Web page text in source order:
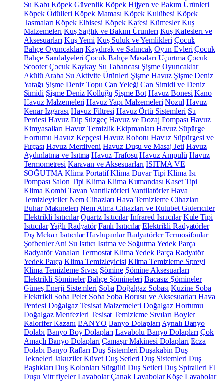
Su Kabı Köpek Güvenlik Köpek Hijyen ve Bakım Ürünleri
Köpek Ödülleri Köpek Maması Köpek Kulübesi Köpek
Tasmaları Köpek Elbisesi Köpek Kafesi Kümesler Kuş
Malzemeleri Kuş Sağlık ve Bakım Ürünleri Kuş Kafesleri ve
Aksesuarları Kuş Yemi Kuş Suluk ve Yemlikleri Çocuk
Bahçe Oyuncakları Kaydırak ve Salıncak Oyun Evleri Çocuk
Bahçe Sandalyeleri Çocuk Bahçe Masaları Uçurtma Çocuk
Scooter Çocuk Kaykay Su Tabancası Şişme Oyuncaklar
Akülü Araba Su Aktivite Ürünleri Şişme Havuz Şişme Deniz
Yatağı Şişme Deniz Topu Can Yeleği Can Simidi ve Deniz
Simidi Şişme Deniz Kolluğu Şişme Bot Havuz Bonesi Kano
Havuz Malzemeleri Havuz Yapı Malzemeleri Nozul Havuz
Kenar Izgarası Havuz Filtresi Havuz Örtü Sistemleri Su
Perdesi Havuz Dip Süzgeç Havuz ve Dozaj Pompası Havuz
Kimyasalları Havuz Temizlik Ekipmanları Havuz Süpürge
Hortumu Havuz Kepçesi Havuz Robotu Havuz Süpürgesi ve
Fırçası Havuz Merdiveni Havuz Duşu ve Masaj Jeti Havuz
Aydınlatma ve Isıtma Havuz Trafosu Havuz Ampulü Havuz
Termometresi Karavan ve Aksesuarları ISITMA VE
SOĞUTMA Klima Portatif Klima Duvar Tipi Klima Isı
Pompası Salon Tipi Klima Klima Kumandası Kaset Tipi
Klima Kombi Tavan Vantilatörleri Vantilatörler Hava
Temizleyiciler Nem Cihazları Hava Temizleme Cihazları
Buhar Makineleri Nem Alma Cihazları ve Rutubet Gidericiler
Elektrikli Isıtıcılar Quartz Isıtıcılar Infrared Isıtıcılar Kule Tipi
IsıtıcılarYağlı Radyatör Fanlı Isıtıcılar Elektrikli Radyatörler
Dış Mekan Isıtıcılar Havlupanlar Radyatörler Termosifonlar
Şofbenler Ani Su Isıtıcı Isıtma ve Soğutma Yedek Parça
Radyatör Vanaları Termostat Klima Yedek Parça Radyatör
Yedek Parça Klima Temizleyicisi Klima Temizleme Spreyi
Klima Temizleme Sıvısı Şömine Şömine Aksesuarları
Elektrikli Şömineler Bahçe Şömineleri Bacasız Şömineler
Güneş Enerji Sistemleri Soba Doğalgaz Sobası Kuzine Soba
Elektrikli Soba Pelet Soba Soba Borusu ve Aksesuarları Hava
Perdesi Doğalgaz Tesisat Malzemeleri Doğalgaz Hortumu
Doğalgaz Menfezleri Tesisat Temizleme Sıvıları Boyler
Kalorifer Kazanı BANYO Banyo Dolapları Aynalı Banyo
Dolabı Banyo Boy Dolapları Lavabolu Banyo Dolapları Çok
Amaçlı Banyo Dolapları Çamaşır Makinesi Dolapları Ecza
Dolabı Banyo Rafları Duş Sistemleri Duşakabin Duş
Tekneleri Jakuziler Küvet Duş Setleri Duş Sistemleri Duş
Başlıkları Duş Kolonları Sürgülü Duş Setleri Duş Spiralleri El
Duşu Vitrifiyeler Lavabolar Çanak Lavabolar Köşe Lavabolar